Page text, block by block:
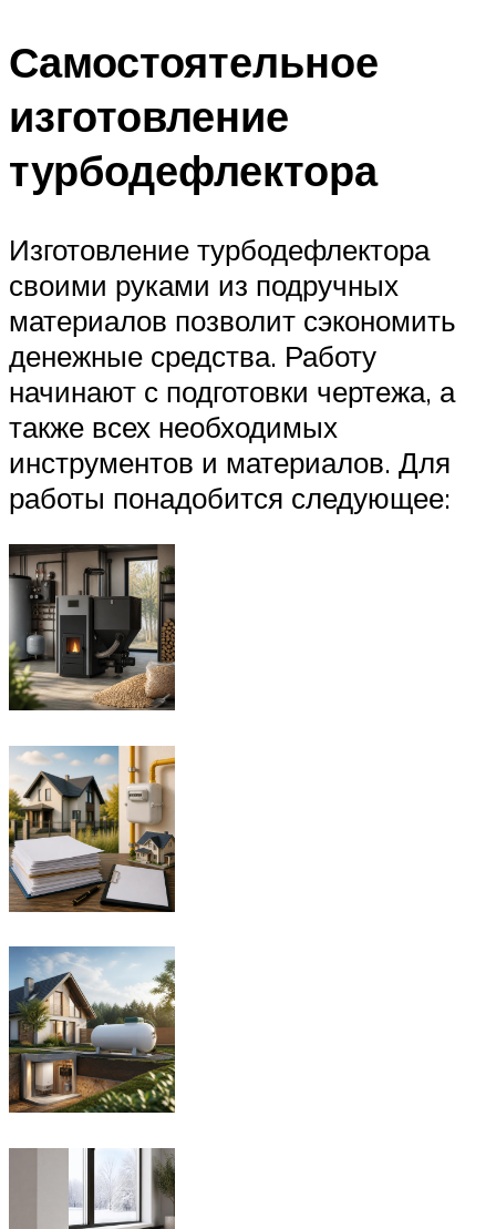
Самостоятельное
изготовление
турбодефлектора
Изготовление турбодефлектора
своими руками из подручных
материалов позволит сэкономить
денежные средства. Работу
начинают с подготовки чертежа, а
также всех необходимых
инструментов и материалов. Для
работы понадобится следующее: